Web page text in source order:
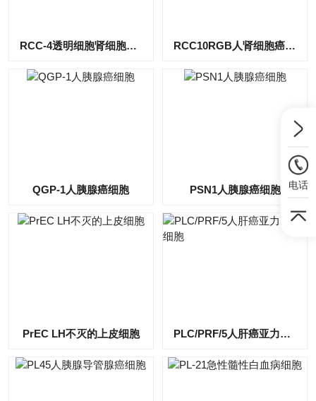
RCC-4透明细胞肾细胞癌细胞 RCC10RGB人肾细胞癌细胞
QGP-1人胰腺癌细胞 PSN1人胰腺癌细胞
PrEC LH不灭的上皮细胞 PLC/PRF/5人肝癌亚力山大细胞
电话